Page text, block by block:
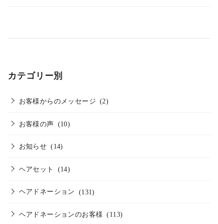
カテゴリー別
お客様からのメッセージ (2)
お客様の声 (10)
お知らせ (14)
ヘアセット (14)
ヘアドネーション (131)
ヘアドネーションのお客様 (113)